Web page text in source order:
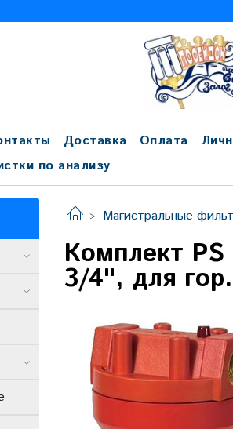
Доставка Оплата
по анализу
Магистральные
Комплект
3/4", для